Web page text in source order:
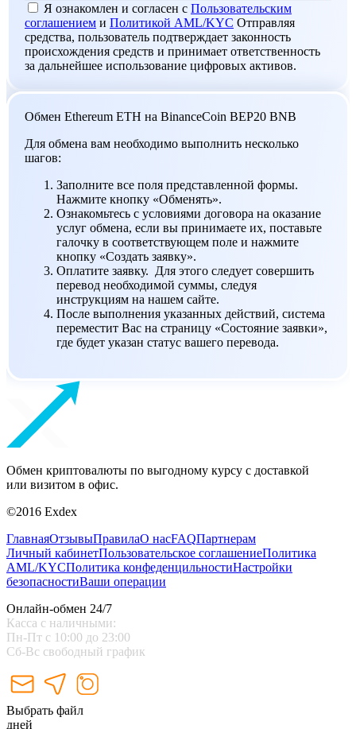
Я ознакомлен и согласен c Пользовательским
соглашением и Политикой AML/KYC Отправляя
средства, пользователь подтверждает законность
происхождения средств и принимает ответственность
за дальнейшее использование цифровых активов.
Обмен Ethereum ETH на BinanceCoin BEP20 BNB
Для обмена вам необходимо выполнить несколько
шагов:
Заполните все поля представленной формы.
Нажмите кнопку «Обменять».
Ознакомьтесь с условиями договора на оказание
услуг обмена, если вы принимаете их, поставьте
галочку в соответствующем поле и нажмите
кнопку «Создать заявку».
Оплатите заявку. Для этого следует совершить
перевод необходимой суммы, следуя
инструкциям на нашем сайте.
После выполнения указанных действий, система
переместит Вас на страницу «Состояние заявки»,
где будет указан статус вашего перевода.
Обмен криптовалюты по выгодному курсу с доставкой
или визитом в офис.
©2016 Exdex
ГлавнаяОтзывыПравилаО насFAQПартнерам
Личный кабинетПользовательское соглашениеПолитика
AML/KYCПолитика конфеденцильностиНастройки
безопасностиВаши операции
Онлайн-обмен 24/7
Касса с наличными:
Пн-Пт с 10:00 до 23:00
Сб-Вс свободный график
Выбрать файл
дней